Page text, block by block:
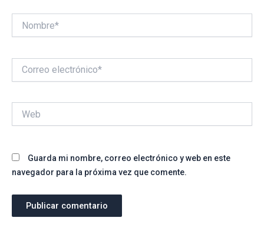
electrónico*
Guarda mi nombre, correo electrónico y web en este
navegador para la próxima vez que comente.